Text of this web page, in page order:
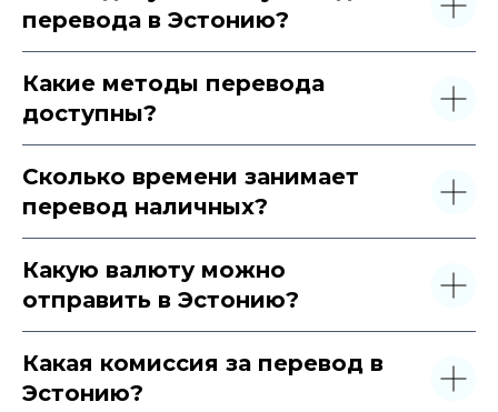
перевода в Эстонию?
Какие методы перевода
доступны?
Сколько времени занимает
перевод наличных?
Какую валюту можно
отправить в Эстонию?
Какая комиссия за перевод в
Эстонию?